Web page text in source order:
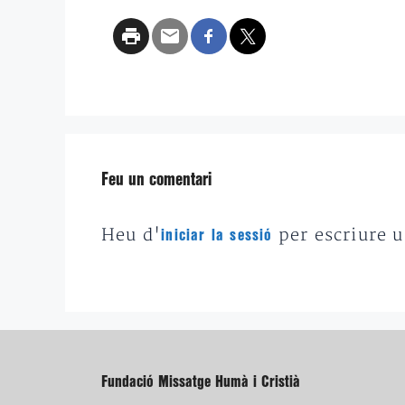
Feu un comentari
Heu d'iniciar la sessió per escriure
Fundació Missatge Humà i Cristià